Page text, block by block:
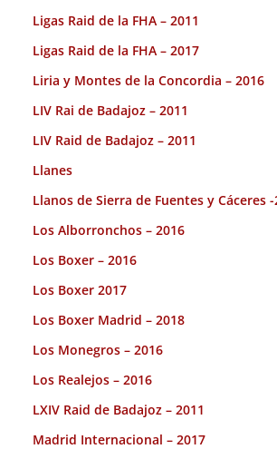
Ligas Raid de la FHA – 2011
Ligas Raid de la FHA – 2017
Liria y Montes de la Concordia – 2016
LIV Rai de Badajoz – 2011
LIV Raid de Badajoz – 2011
Llanes
Llanos de Sierra de Fuentes y Cáceres -
Los Alborronchos – 2016
Los Boxer – 2016
Los Boxer 2017
Los Boxer Madrid – 2018
Los Monegros – 2016
Los Realejos – 2016
LXIV Raid de Badajoz – 2011
Madrid Internacional – 2017